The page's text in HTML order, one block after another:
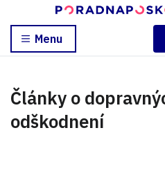
Menu
Články o
odškodnení